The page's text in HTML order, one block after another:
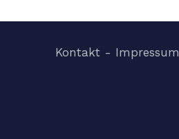
Kontakt - Impressum